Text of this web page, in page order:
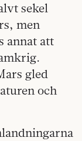
sekel
men
annat att
gled
och